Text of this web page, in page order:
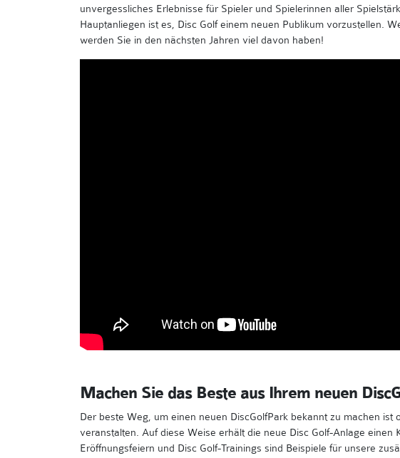
unvergessliches Erlebnisse für Spieler und Spielerinnen aller
Hauptanliegen ist es, Disc Golf einem neuen Publikum vorzustellen.
werden Sie in den nächsten Jahren viel davon haben!
Machen Sie das Beste aus Ihrem neuen
Der beste Weg, um einen neuen DiscGolfPark bekannt zu machen ist
veranstalten. Auf diese Weise erhält die neue Disc Golf-Anlage einen
Eröffnungsfeiern und Disc Golf-Trainings sind Beispiele für unsere